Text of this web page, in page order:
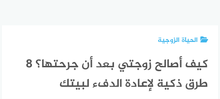
الحياة الزوجية
كيف أصالح زوجتي بعد أن جرحتها؟ 8
طرق ذكية لإعادة الدفء لبيتك